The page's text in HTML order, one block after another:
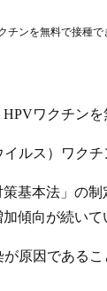
チンを無料で接種で
ワクチン
ルス）ワク
基本法」の
傾向が続いて
原因である